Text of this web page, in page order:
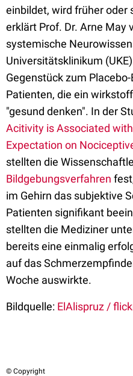
einbildet, wird früher oder
erklärt Prof. Dr. Arne May
systemische
Universitätsklinikum
Gegenstück zum
Patienten, die ein
"gesund denken". In der
Acitivity is Associated
Expectation on
stellten die
Bildgebungsverfahren
im Gehirn das subjektive
Patienten signifikant
stellten die Mediziner
bereits eine einmalig
auf das
Woche auswirkte.
Bildquelle: ElAlispruz /
© Copyright